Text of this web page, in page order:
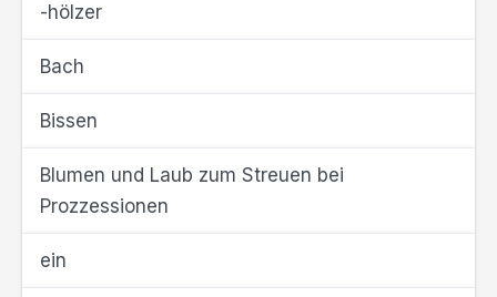
-hölzer
Bach
Bissen
Blumen und Laub zum Streuen bei
Prozzessionen
ein